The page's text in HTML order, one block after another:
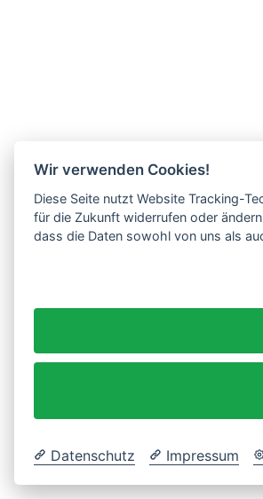
Wir verwenden Cookies!
Diese Seite nutzt Website Tracking-
für die Zukunft widerrufen oder
dass die Daten sowohl von uns als
Datenschutz Impressum